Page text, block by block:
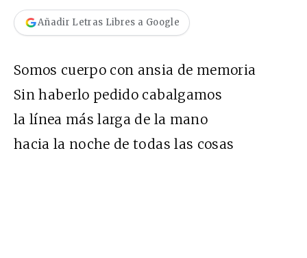
Añadir Letras Libres a Google
Somos cuerpo con ansia de memoria
Sin haberlo pedido cabalgamos
la línea más larga de la mano
hacia la noche de todas las cosas